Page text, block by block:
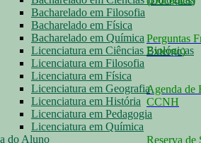
Bacharelado em Filosofia
Bacharelado em Física
Bacharelado em Química
Licenciatura em Ciências Biológicas
Licenciatura em Filosofia
Licenciatura em Física
Licenciatura em Geografia
Licenciatura em História
Licenciatura em Pedagogia
Licenciatura em Química
do Aluno
Perguntas
Externo)
Agenda de
CCNH
Reserva de